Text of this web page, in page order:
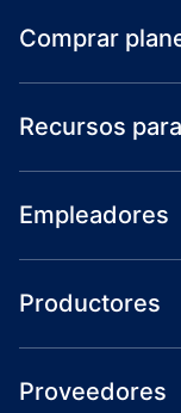
Comprar
Recursos
Empleadores
Productores
Proveedores